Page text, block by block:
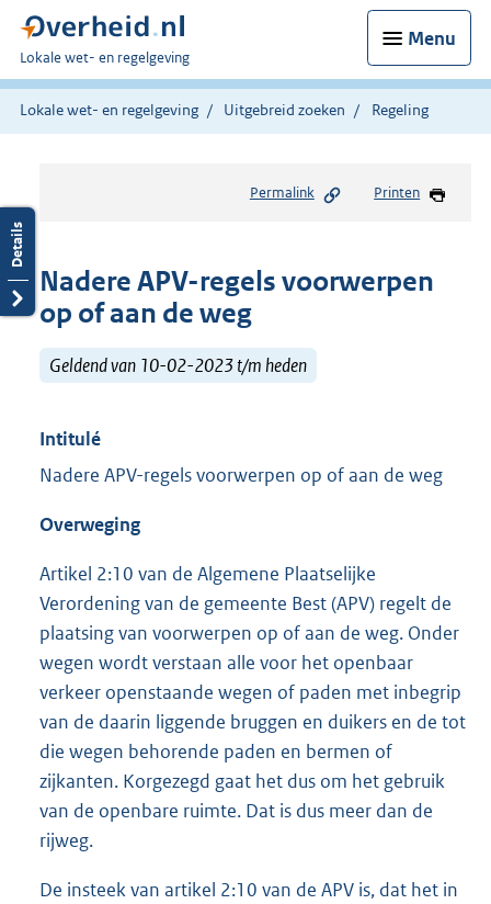
Menu
U
bent
hier:
Lokale wet- en regelgeving
Lokale wet- en regelgeving Uitgebreid zoeken Regeling
Permalink Printen
Nadere APV-regels voorwerpen
op of aan de weg
Geldend van 10-02-2023 t/m heden
Intitulé
Nadere APV-regels voorwerpen op of aan de weg
Overweging
Artikel 2:10 van de Algemene Plaatselijke
Verordening van de gemeente Best (APV) regelt de
plaatsing van voorwerpen op of aan de weg. Onder
wegen wordt verstaan alle voor het openbaar
verkeer openstaande wegen of paden met inbegrip
van de daarin liggende bruggen en duikers en de tot
die wegen behorende paden en bermen of
zijkanten. Korgezegd gaat het dus om het gebruik
van de openbare ruimte. Dat is dus meer dan de
rijweg.
De insteek van artikel 2:10 van de APV is, dat het in